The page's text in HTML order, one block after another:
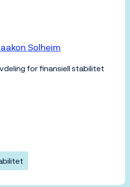
Solheim
for finansiell stabilitet